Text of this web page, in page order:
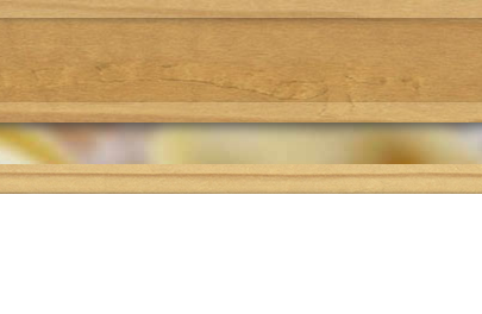
Подбор рецепта О проекте